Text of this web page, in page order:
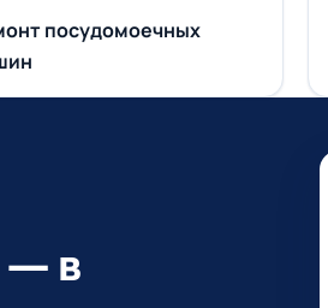
посудомоечных
— в